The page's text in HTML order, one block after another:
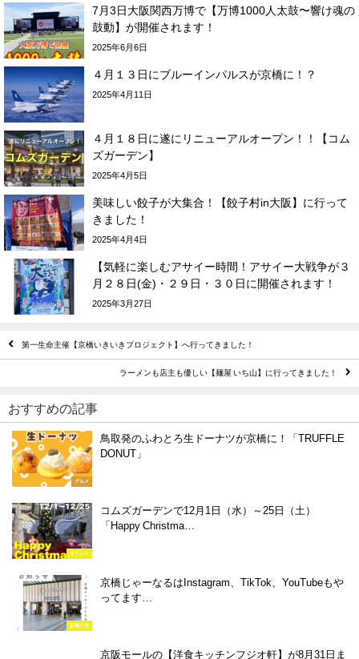
7月3日大阪関西万博で【万博1000人太鼓〜響け魂の
鼓動】が開催されます！
2025年6月6日
４月１３日にブルーインパルスが京橋に！？
2025年4月11日
４月１８日に遂にリニューアルオープン！！【コム
ズガーデン】
2025年4月5日
美味しい餃子が大集合！【餃子村in大阪】に行って
きました！
2025年4月4日
【気軽に楽しむアサイー時間！アサイー大戦争が３
月２８日(金)・２９日・３０日に開催されます！
2025年3月27日
第一生命主催【京橋いきいきプロジェクト】へ行ってきました！
ラーメンも店主も優しい【麺屋 いち山】に行ってきました！
おすすめの記事
グルメ
鳥取発のふわとろ生ドーナツが京橋に！「TRUFFLE
DONUT」
イベント
コムズガーデンで12月1日（水）～25日（土）
「Happy Christma…
お知らせ
京橋じゃーなるはInstagram、TikTok、YouTubeもや
ってます…
京阪モールの【洋食キッチンフジオ軒】が8月31日ま